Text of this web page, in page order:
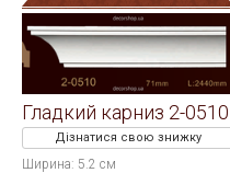
Гладкий карниз 2-0510
Дізнатися свою знижку
Ширина: 5.2 см